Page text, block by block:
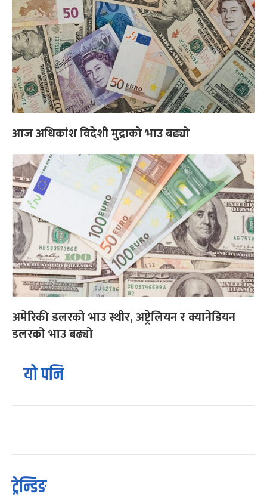
आज अधिकांश विदेशी मुद्राको भाउ बढ्यो
अमेरिकी डलरको भाउ स्थीर, अष्ट्रेलियन र क्यानेडियन
डलरको भाउ बढ्यो
यो पनि
ट्रेन्डिङ